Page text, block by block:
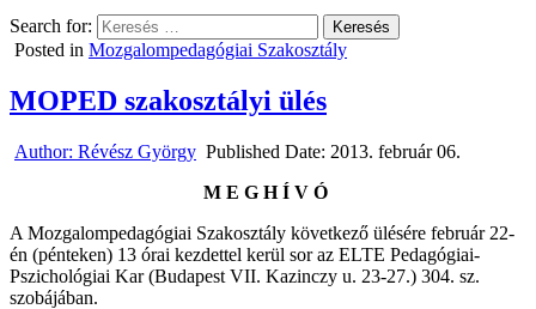
Search for:
Posted in Mozgalompedagógiai Szakosztály
MOPED szakosztályi ülés
Author: Révész György Published Date: 2013. február 06.
MEGHÍVÓ
A Mozgalompedagógiai Szakosztály következő ülésére február 22-
én (pénteken) 13 órai kezdettel kerül sor az ELTE Pedagógiai-
Pszichológiai Kar (Budapest VII. Kazinczy u. 23-27.) 304. sz.
szobájában.